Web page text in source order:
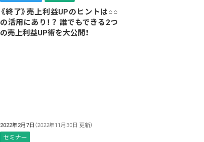
《終了》売上利益UPのヒントは○○
の活用にあり！？ 誰でもできる2つ
の売上利益UP術を大公開！
2022年2月7日 （2022年11月30日 更新）
セミナー